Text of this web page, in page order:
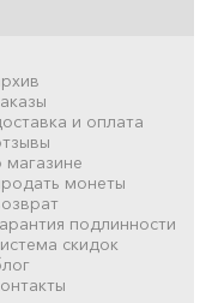
и оплата
магазине
монеты
подлинности
скидок